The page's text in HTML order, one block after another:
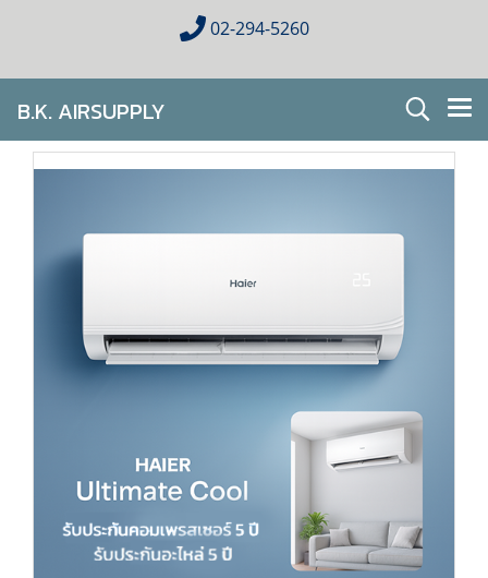
02-294-5260
B.K. AIRSUPPLY
AIR CONDITIONING FOR HOMES & BUSINESES